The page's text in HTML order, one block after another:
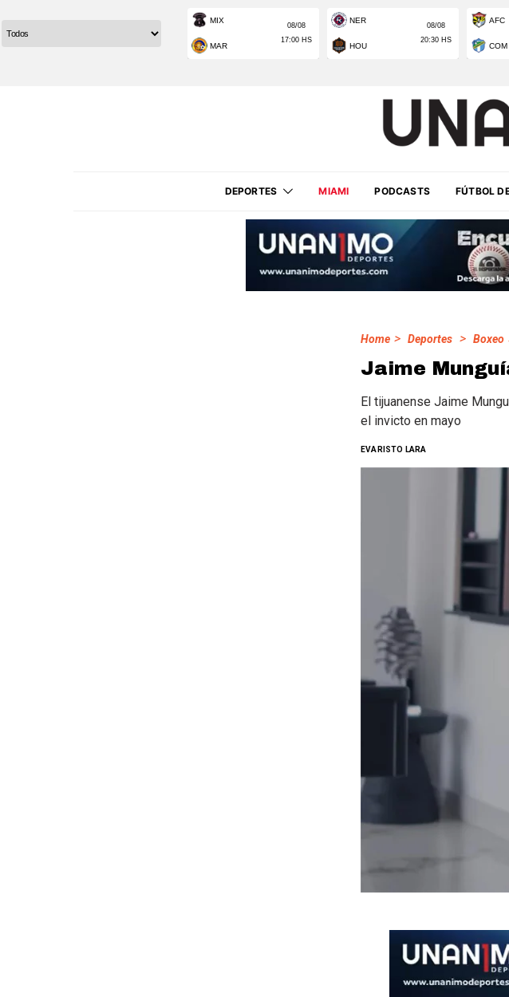
DEPORTES MIAMI PODCASTS FÚTBOL
Home > Deportes > Boxeo
Jaime
El tijuanense Jaime
el invicto en mayo
EVARISTO LARA